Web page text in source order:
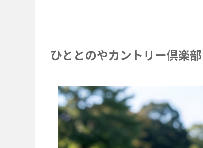
ひととのやカントリー倶楽